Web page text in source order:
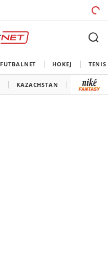
FUTBALNET HOKEJ TENIS
KAZACHSTAN